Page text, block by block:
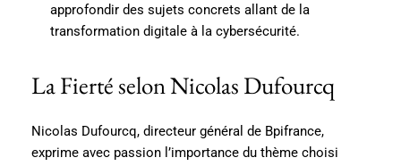
approfondir des sujets concrets allant de la
transformation digitale à la cybersécurité.
La Fierté selon Nicolas Dufourcq
Nicolas Dufourcq, directeur général de Bpifrance,
exprime avec passion l’importance du thème choisi